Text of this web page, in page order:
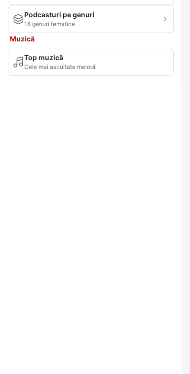
Podcasturi pe genuri
18 genuri tematice
Muzică
Top muzică
Cele mai ascultate melodii